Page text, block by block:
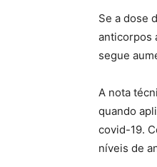
Se a dose
anticorpos
segue
A nota
quando
covid-19.
níveis de